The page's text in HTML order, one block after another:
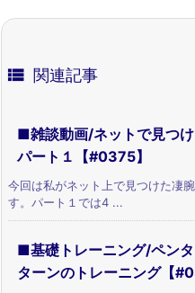
 関連記事
■雑談動画/ネットで見つ
パート１【#0375】
今回は私がネット上で見つけた凄
す。パート１では4 ...
■基礎トレーニング/ペン
ターンのトレーニング【